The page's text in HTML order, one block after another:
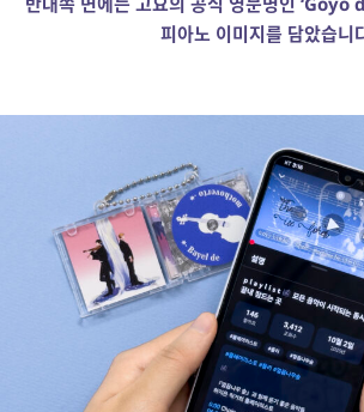
피아노 이미지를 담았습니